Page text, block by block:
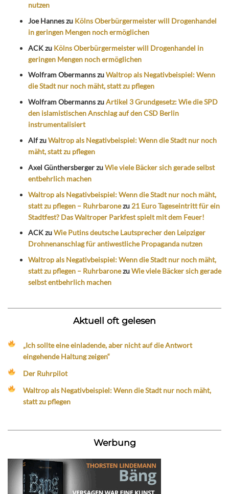
nutzen
Joe Hanneszu Kölns Oberbürgermeister will Drogenhandel
in geringen Mengen noch ermöglichen
ACKzu Kölns Oberbürgermeister will Drogenhandel in
geringen Mengen noch ermöglichen
Wolfram ObermannszuWaltrop als Negativbeispiel: Wenn
die Stadt nur noch mäht, statt zu pflegen
Wolfram ObermannszuArtikel 3 Grundgesetz: Wie die SPD
den islamistischen Anschlag auf den CSD Berlin
instrumentalisiert
AlfzuWaltrop als Negativbeispiel: Wenn die Stadt nur noch
mäht, statt zu pflegen
Axel GünthersbergerzuWie viele Bäcker sich gerade selbst
entbehrlich machen
Waltrop als Negativbeispiel: Wenn die Stadt nur noch mäht,
statt zu pflegen – Ruhrbaronezu 21 Euro Tageseintritt für ein
Stadtfest? Das Waltroper Parkfest spielt mit dem Feuer!
ACKzuWie Putins deutsche Lautsprecher den Leipziger
Drohnenanschlag für antiwestliche Propaganda nutzen
Waltrop als Negativbeispiel: Wenn die Stadt nur noch mäht,
statt zu pflegen – RuhrbaronezuWie viele Bäcker sich gerade
selbst entbehrlich machen
Aktuell oft gelesen
„Ich sollte eine einladende, aber nicht auf die Antwort
eingehende Haltung zeigen“
Der Ruhrpilot
Waltrop als Negativbeispiel: Wenn die Stadt nur noch mäht,
statt zu pflegen
Werbung